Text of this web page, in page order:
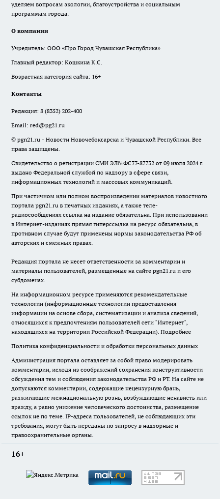
уделяем вопросам экологии, благоустройства и социальным
программам города.
О компании
Учредитель: ООО «Про Город Чувашская Республика»
Главный редактор: Кошкина К.С.
Возрастная категория сайта: 16+
Контакты
Редакция: 8 (8352) 202-400
Email: red@pg21.ru
© pgn21.ru - Новости Новочебоксарска и Чувашской Республики. Все
права защищены.
Свидетельство о регистрации СМИ ЭЛ№ФС77-87732 от 09 июля 2024 г.
выдано Федеральной службой по надзору в сфере связи,
информационных технологий и массовых коммуникаций.
При частичном или полном воспроизведении материалов новостного
портала pgn21.ru в печатных изданиях, а также теле-
радиосообщениях ссылка на издание обязательна. При использовании
в Интернет-изданиях прямая гиперссылка на ресурс обязательна, в
противном случае будут применены нормы законодательства РФ об
авторских и смежных правах.
Редакция портала не несет ответственности за комментарии и
материалы пользователей, размещенные на сайте pgn21.ru и его
субдоменах.
На информационном ресурсе применяются рекомендательные
технологии (информационные технологии предоставления
информации на основе сбора, систематизации и анализа сведений,
относящихся к предпочтениям пользователей сети "Интернет",
находящихся на территории Российской Федерации). Подробнее
Политика конфиденциальности и обработки персональных данных
Администрация портала оставляет за собой право модерировать
комментарии, исходя из соображений сохранения конструктивности
обсуждения тем и соблюдения законодательства РФ и РТ. На сайте не
допускаются комментарии, содержащие нецензурную брань,
разжигающие межнациональную рознь, возбуждающие ненависть или
вражду, а равно унижение человеческого достоинства, размещение
ссылок не по теме. IP-адреса пользователей, не соблюдающих эти
требования, могут быть переданы по запросу в надзорные и
правоохранительные органы.
16+